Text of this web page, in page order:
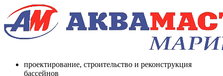
проектирование, строительство и реконструкция
бассейнов